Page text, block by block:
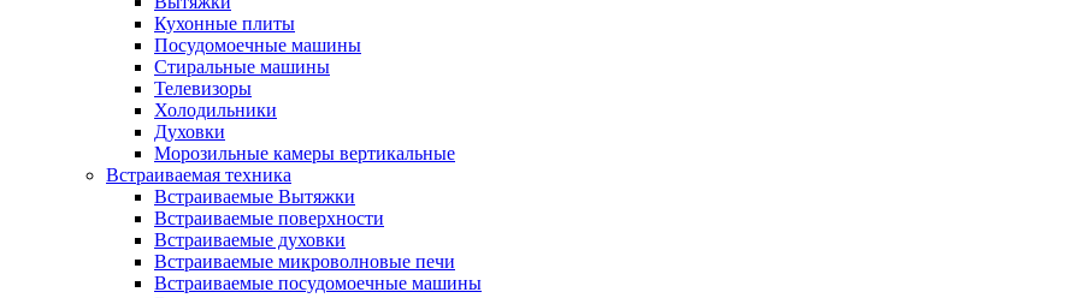
Кухонные плиты
Посудомоечные машины
Стиральные машины
Телевизоры
Холодильники
Духовки
Морозильные камеры вертикальные
Встраиваемая техника
Встраиваемые Вытяжки
Встраиваемые поверхности
Встраиваемые духовки
Встраиваемые микроволновые печи
Встраиваемые посудомоечные машины